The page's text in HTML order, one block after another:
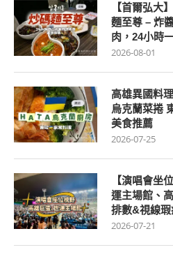
【首爾弘大
麵至尊 – 炸
肉，24小時
2026-08-01
高雄異國料
烏克蘭菜捲
美食推薦
2026-07-25
【演唱會坐
運主場館、
排數&視線瑕
2026-07-21